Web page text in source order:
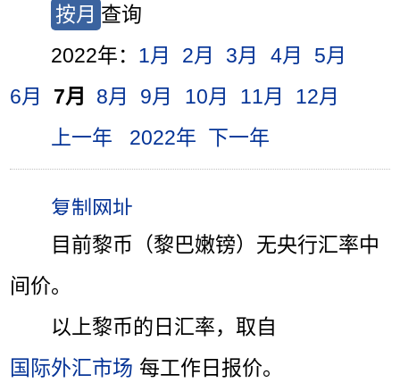
按月 查询
2022年： 1月 2月 3月 4月
5月
6月
7月 8月 9月 10月 11月
12月
上一年
2022年 下一年
目前黎币（黎巴嫩镑）无央行汇率中
间价。
以上黎币的日汇率，取自
国际外汇市场 每工作日报价。